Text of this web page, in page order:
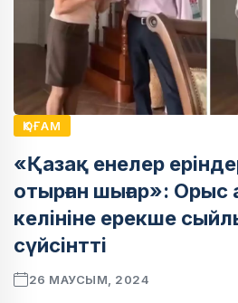
ҚОҒАМ
«Қазақ енелер
отырған шығар»: Орыс
келініне ерекше
сүйсінтті
26 МАУСЫМ, 2024